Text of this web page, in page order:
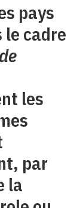
pays
le cadre
les
par
la